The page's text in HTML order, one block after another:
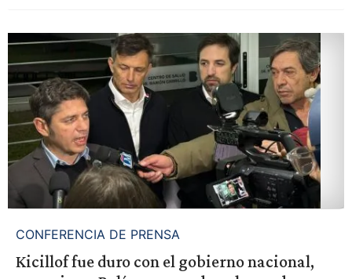
CONFERENCIA DE PRENSA
Kicillof fue duro con el gobierno nacional,